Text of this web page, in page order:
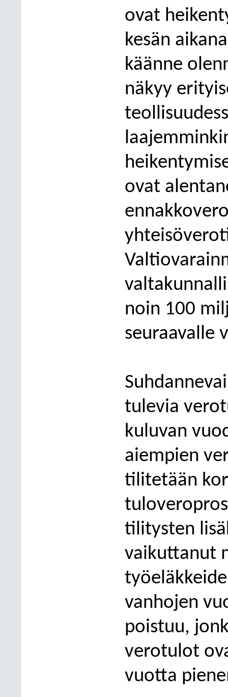
ovat
kesän
käänne
näkyy
ovat
noin 100
seuraavalle
tulevia
kuluvan
aiempien
tilitetään
tilitysten
vaikuttanut
vanhojen
poistuu,
verotulot
vuotta